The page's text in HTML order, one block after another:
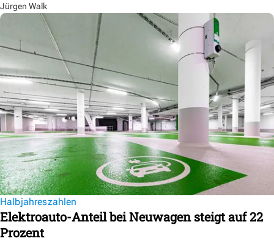
Jürgen Walk
Halbjahreszahlen
Elektroauto-Anteil bei Neuwagen steigt auf 22
Prozent